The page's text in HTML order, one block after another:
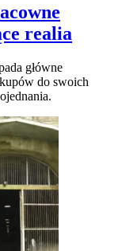
realia
główne
do swoich